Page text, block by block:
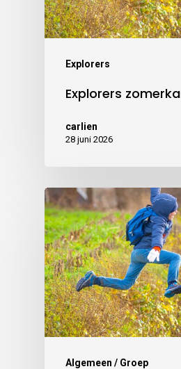
Explorers
Explorers
carlien
28 juni 2026
Algemeen / Groep